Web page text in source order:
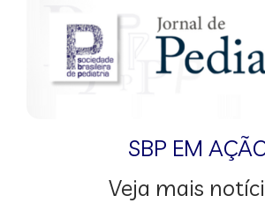
SBP EM
Veja mais